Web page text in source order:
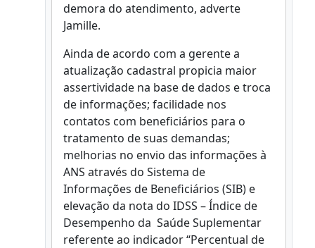
demora do atendimento, adverte
Jamille.
Ainda de acordo com a gerente a
atualização cadastral propicia maior
assertividade na base de dados e troca
de informações; facilidade nos
contatos com beneficiários para o
tratamento de suas demandas;
melhorias no envio das informações à
ANS através do Sistema de
Informações de Beneficiários (SIB) e
elevação da nota do IDSS – Índice de
Desempenho da Saúde Suplementar
referente ao indicador “Percentual de